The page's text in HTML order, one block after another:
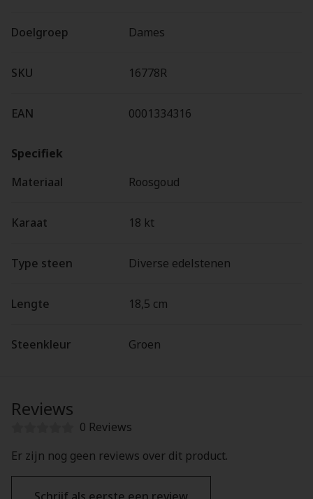
Doelgroep Dames
SKU 16778R
EAN 0001334316
Specifiek
Materiaal
Roosgoud
Karaat 18 kt
Type steen Diverse edelstenen
Lengte 18,5 cm
Steenkleur Groen
Reviews
0 Reviews
Er zijn nog geen reviews over dit product.